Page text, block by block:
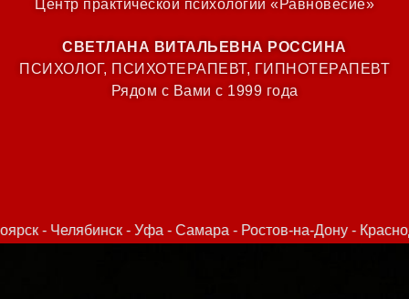
Центр практической психологии «Равновесие»
СВЕТЛАНА ВИТАЛЬЕВНА РОССИНА
ПСИХОЛОГ, ПСИХОТЕРАПЕВТ, ГИПНОТЕРАПЕВТ
Рядом с Вами с 1999 года
Самара - Ростов-на-Дону - Краснодар - Омск - Воронеж -